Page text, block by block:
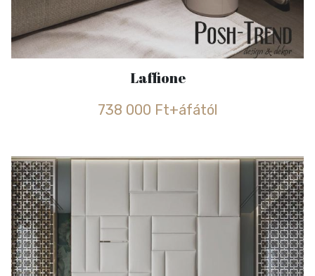
Laffione
738 000 Ft+áfától